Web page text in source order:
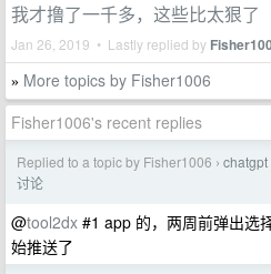
我才撸了一千多，这些比太狠了
Jan 26, 2019 • Lastly replied by
» More topics by Fisher1006
Fisher1006's recent replies
Replied to a topic by Fisher1006 › chatgpt
讨论
@tool2dx #1 app 的，两周前弹出选
始推送了